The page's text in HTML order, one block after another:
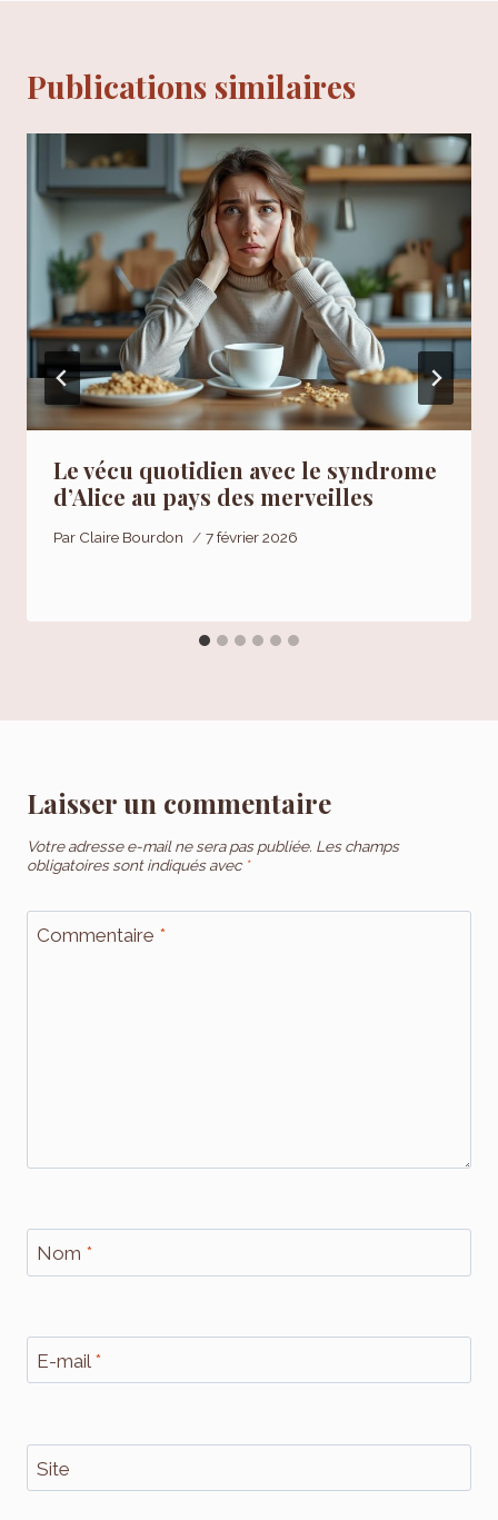
Publications similaires
Le vécu quotidien avec le syndrome
d’Alice au pays des merveilles
Par Claire Bourdon 7 février 2026
Laisser un commentaire
Votre adresse e-mail ne sera pas publiée. Les champs
obligatoires sont indiqués avec *
Commentaire *
Nom *
E-mail *
Site